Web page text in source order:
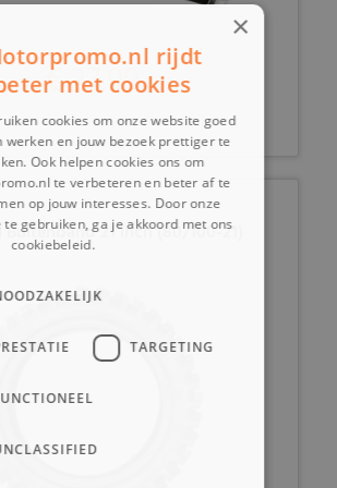
€ 27,99
Buitenband 21 inch (80/100-21)
×
rijdt
met cookies
cookies om onze website goed
werken en jouw bezoek prettiger te
Ook helpen cookies ons om
te verbeteren en beter af te
op jouw interesses. Door onze
te gebruiken, ga je akkoord met ons
cookiebeleid.
TARGETING